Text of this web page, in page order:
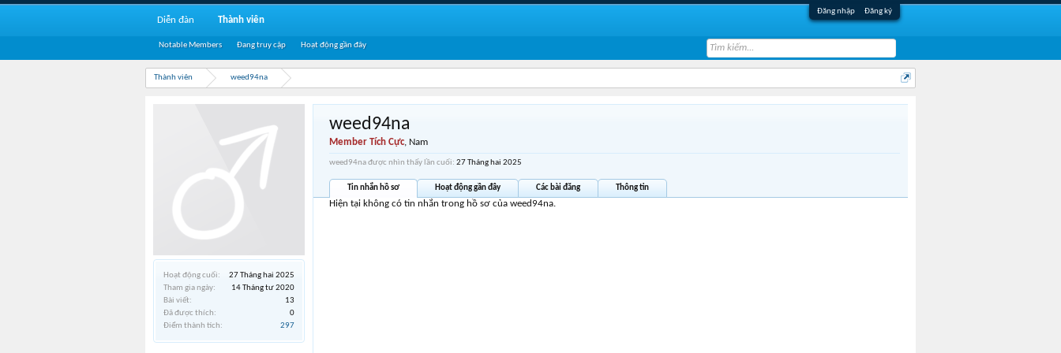
Đăng nhập Đăng ký
Thành viên weed94na
Hoạt động cuối:
27 Tháng hai 2025
Tham gia ngày:
14 Tháng tư 2020
Bài viết:
13
Đã được thích:
0
Điểm thành tích:
297
weed94na
Member Tích Cực, Nam
weed94na được nhìn thấy lần cuối: 27 Tháng hai 2025
Tin nhắn hồ sơ Hoạt động gần đây Các bài đăng Thông tin
Hiện tại không có tin nhắn trong hồ sơ của weed94na.
Diễn đàn Thành viên
Notable Members Đang truy cập Hoạt động gần đây